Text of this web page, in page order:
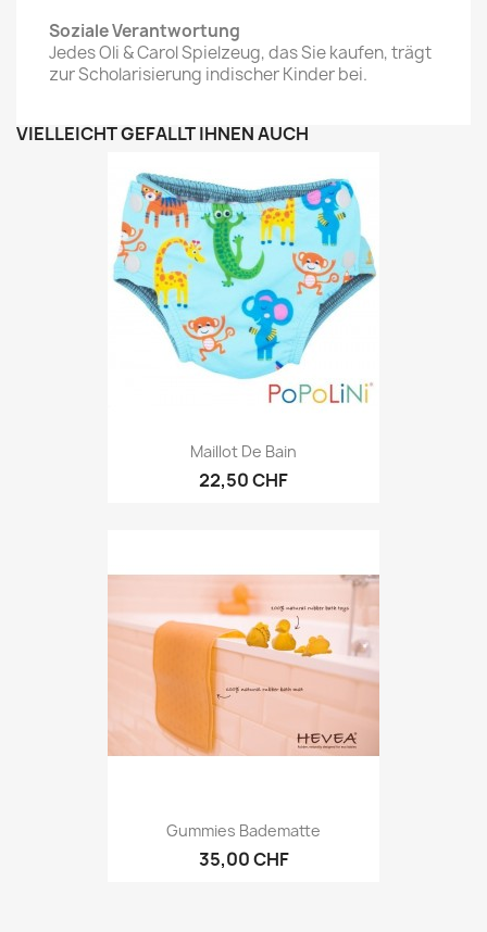
Soziale Verantwortung
Jedes Oli & Carol Spielzeug, das Sie kaufen, trägt
zur Scholarisierung indischer Kinder bei.
VIELLEICHT GEFÄLLT IHNEN AUCH
Maillot De Bain
22,50 CHF
Gummies Badematte
35,00 CHF